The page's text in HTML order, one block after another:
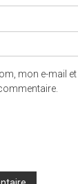
mon e-mail